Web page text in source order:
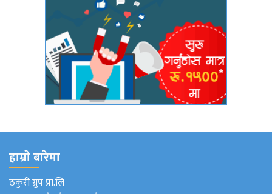
हाम्राे बारेमा
ठकुरी ग्रुप प्रा.लि